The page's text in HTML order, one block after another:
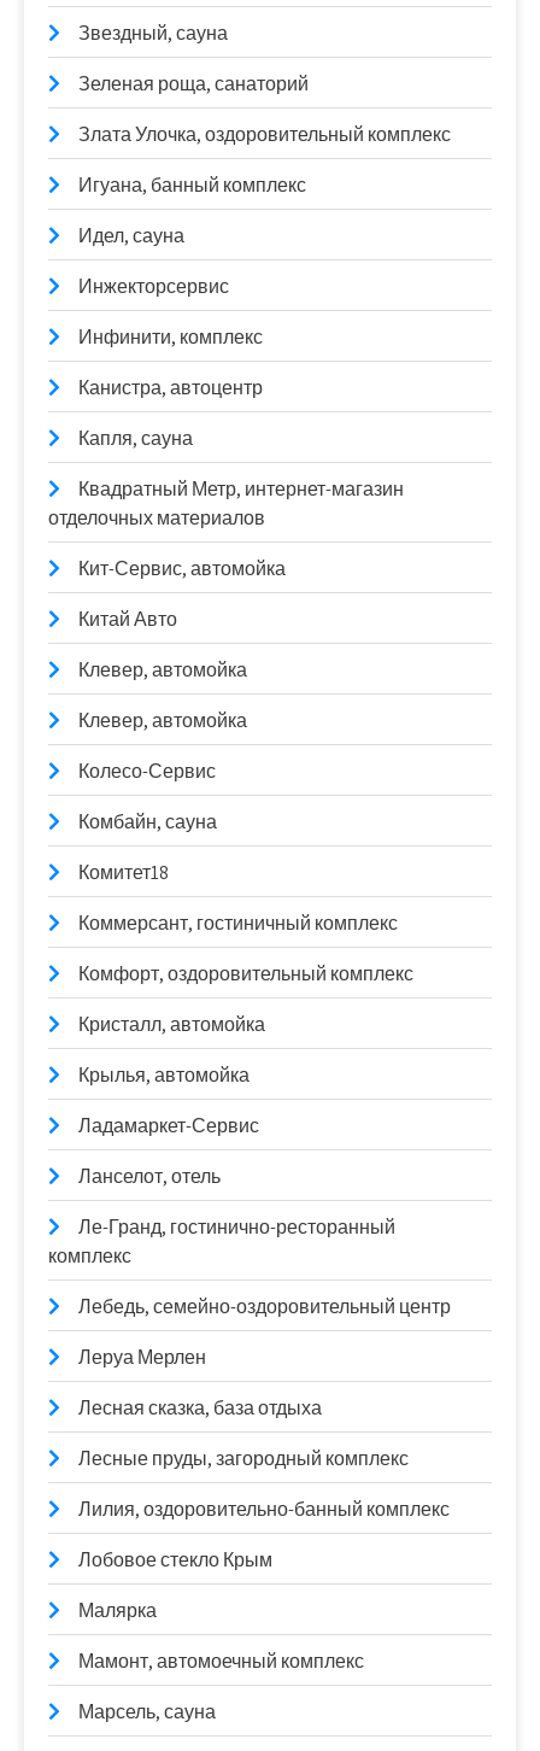
Звездный, сауна
Зеленая роща, санаторий
Злата Улочка, оздоровительный комплекс
Игуана, банный комплекс
Идел, сауна
Инжекторсервис
Инфинити, комплекс
Канистра, автоцентр
Капля, сауна
Квадратный Метр, интернет-магазин
отделочных материалов
Кит-Сервис, автомойка
Китай Авто
Клевер, автомойка
Клевер, автомойка
Колесо-Сервис
Комбайн, сауна
Комитет18
Коммерсант, гостиничный комплекс
Комфорт, оздоровительный комплекс
Кристалл, автомойка
Крылья, автомойка
Ладамаркет-Сервис
Ланселот, отель
Ле-Гранд, гостинично-ресторанный
комплекс
Лебедь, семейно-оздоровительный центр
Леруа Мерлен
Лесная сказка, база отдыха
Лесные пруды, загородный комплекс
Лилия, оздоровительно-банный комплекс
Лобовое стекло Крым
Малярка
Мамонт, автомоечный комплекс
Марсель, сауна